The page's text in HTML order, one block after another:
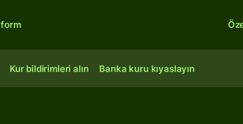
Kur bildirimleri alın Banka kuru kıyaslayın